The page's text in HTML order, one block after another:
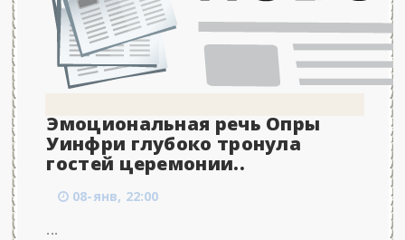
Эмоциональная речь Опры
Уинфри глубоко тронула
гостей церемонии..
08-янв, 22:00
...